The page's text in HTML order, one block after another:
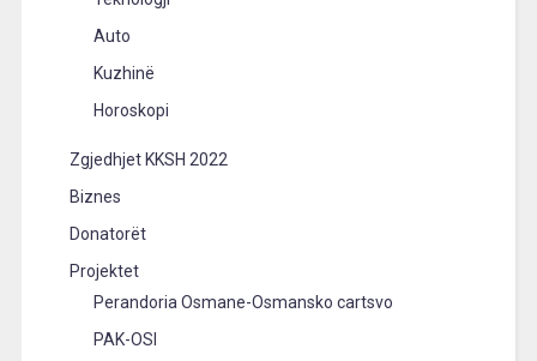
Auto
Kuzhinë
Horoskopi
Zgjedhjet KKSH 2022
Biznes
Donatorët
Projektet
Perandoria Osmane-Osmansko cartsvo
PAK-OSI